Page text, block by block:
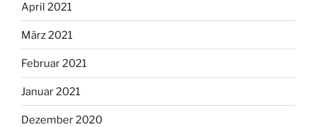
April 2021
März 2021
Februar 2021
Januar 2021
Dezember 2020